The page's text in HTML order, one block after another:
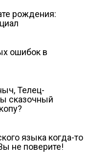
рождения:
ошибок в
Телец-
сказочный
языка когда-то
не поверите!